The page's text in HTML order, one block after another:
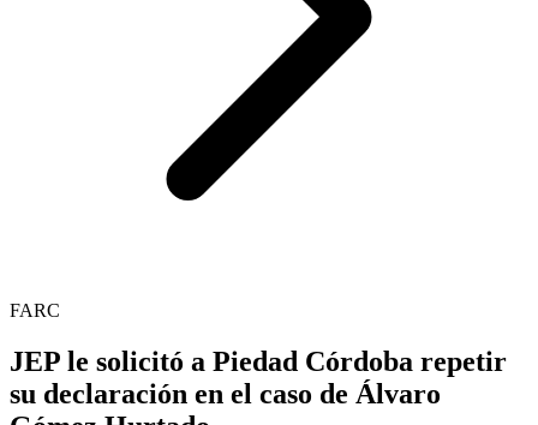
FARC
JEP le solicitó a Piedad Córdoba repetir
su declaración en el caso de Álvaro